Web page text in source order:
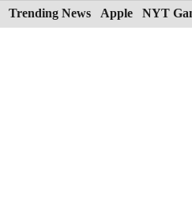
Skip
to
Trending News Apple NYT